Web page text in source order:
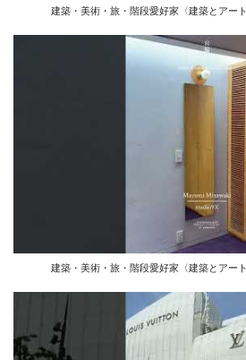
建築・美術・旅・階段愛好家〈建築とアー
建築・美術・旅・階段愛好家〈建築とアー